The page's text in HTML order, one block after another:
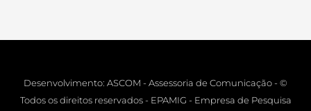
Desenvolvimento: ASCOM - Assessoria de Comunicação - ©
Todos os direitos reservados - EPAMIG - Empresa de Pesquisa